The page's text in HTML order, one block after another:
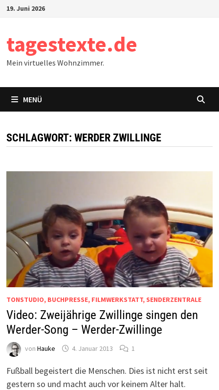
Zum19. Juni 2026
tagestexte.de
Mein virtuelles Wohnzimmer.
MENÜ
SCHLAGWORT: WERDER ZWILLINGE
TONSTUDIO, BUCHPRESSE, FILMWERKSTATT, SENDERZENTRALE
Video: Zweijährige Zwillinge singen den
Werder-Song – Werder-Zwillinge
von Hauke 4. Januar 2013 1
Fußball begeistert die Menschen. Dies ist nicht erst seit
gestern so und macht auch vor keinem Alter halt.